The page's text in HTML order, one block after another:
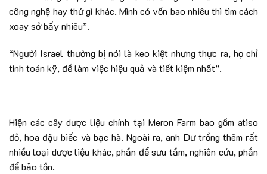
công nghệ hay thứ gì khác. Mình có vốn bao nhiêu thì tìm cách
xoay sở bấy nhiêu”.
“Người Israel thường bị nói là keo kiệt nhưng thực ra, họ chỉ
tính toán kỹ, để làm việc hiệu quả và tiết kiệm nhất”.
Hiện các cây dược liệu chính tại Meron Farm bao gồm atiso
đỏ, hoa đậu biếc và bạc hà. Ngoài ra, anh Dư trồng thêm rất
nhiều loại dược liệu khác, phần để sưu tầm, nghiên cứu, phần
để bảo tồn.